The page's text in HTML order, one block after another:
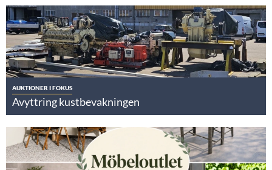
AUKTIONER I FOKUS
Avyttring kustbevakningen